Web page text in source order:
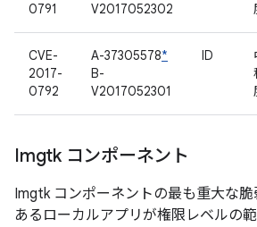
0791
V2017052302
CVE-
2017-
0792
A-37305578*
B-
V2017052301
ID
Imgtk コンポーネント
Imgtk コンポーネントの最も重大な
あるローカルアプリが権限レベルの